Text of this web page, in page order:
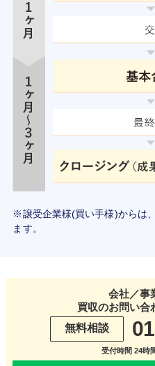
※譲受企業様(買い手様)からは
ます。
会社／事
買収のお問い合
無料相談
受付時間 24時